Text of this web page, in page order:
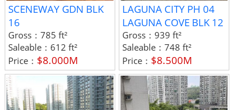
SCENEWAY GDN BLK
16
Gross： 785 ft²
Saleable： 612 ft²
Price： $8.000M
LAGUNA CITY PH 04
LAGUNA COVE BLK 12
Gross： 939 ft²
Saleable： 748 ft²
Price： $8.500M